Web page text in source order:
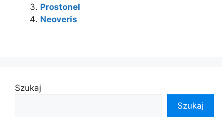
Prostonel
Neoveris
Szukaj
Szukaj